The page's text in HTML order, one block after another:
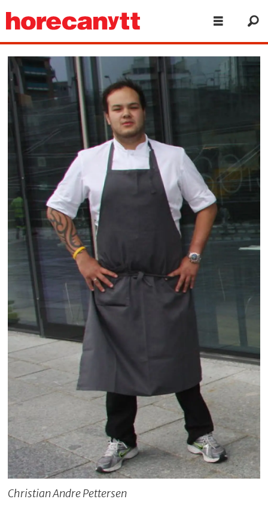
Christian Andre Pettersen